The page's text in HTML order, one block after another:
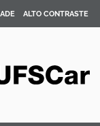
ALTO CONTRASTE